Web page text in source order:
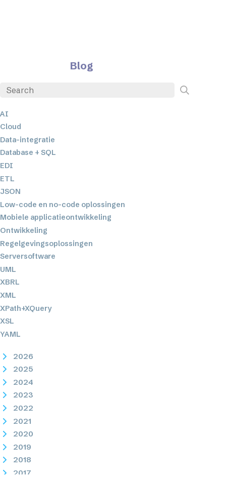
Blog
AI
Cloud
Data-integratie
Database + SQL
EDI
ETL
JSON
Low-code en no-code oplossingen
Mobiele applicatieontwikkeling
Ontwikkeling
Regelgevingsoplossingen
Serversoftware
UML
XBRL
XML
XPath+XQuery
XSL
YAML
2026
2025
2024
2023
2022
2021
2020
2019
2018
2017